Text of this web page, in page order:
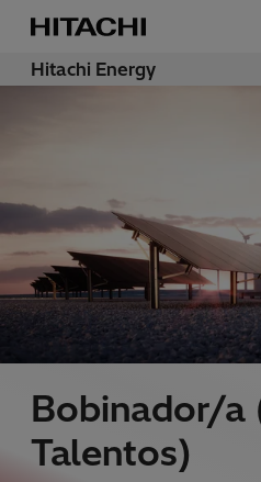
Hitachi Energy
Bobinador/a
Talentos)